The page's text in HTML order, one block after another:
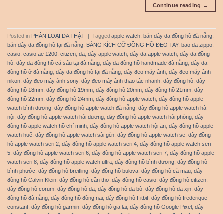
Continue reading →
Posted in PHÂN LOẠI DA THẬT Tagged apple watch bán dây da đồng hồ đà nẵng
bán dây da đồng hồ tại đà nẵng
BẢNG KÍCH CỠ ĐỒNG HỒ ĐEO TAY, bao da zippo
casio casio ae 1200 citizen da dây apple watch dây da apple watch dây da đồng
hồ dây da đồng hồ cá sấu tại đà nẵng dây da đồng hồ handmade đà nẵng dây da
đồng hồ ở đà nẵng dây da đồng hồ tại đà nẵng dây đeo máy ảnh dây đeo máy ảnh
nikon dây đeo máy ảnh sony, dây đeo máy ảnh thao tác nhanh dây đồng hồ dây
đồng hồ 18mm dây đồng hồ 19mm dây đồng hồ 20mm dây đồng hồ 21mm dây
đồng hồ 22mm dây đồng hồ 24mm dây đồng hồ apple watch dây đồng hồ apple
watch bình dương dây đồng hồ apple watch đà nẵng dây đồng hồ apple watch hà
nội dây đồng hồ apple watch hải dương dây đồng hồ apple watch hải phòng dây
đồng hồ apple watch hồ chí minh dây đồng hồ apple watch hội an dây đồng hồ apple
watch huế dây đồng hồ apple watch sài gòn dây đồng hồ apple watch se dây đồng
hồ apple watch seri 2 dây đồng hồ apple watch seri 4 dây đồng hồ apple watch seri
5 dây đồng hồ apple watch seri 6 dây đồng hồ apple watch seri 7 dây đồng hồ apple
watch seri 8 dây đồng hồ apple watch ultra dây đồng hồ bình dương dây đồng hồ
bình phước dây đồng hồ breitling dây đồng hồ bulova dây đồng hồ cà mau dây
đồng hồ Calvin Klein dây đồng hồ cần thơ dây đồng hồ casio dây đồng hồ citizen
dây đồng hồ corum dây đồng hồ da dây đồng hồ da bò dây đồng hồ da xịn dây
đồng hồ đà nẵng dây đồng hồ đồng nai dây đồng hồ Fitbit dây đồng hồ frederique
constant dây đồng hồ garmin dây đồng hồ gia lai dây đồng hồ Google Pixel
dây